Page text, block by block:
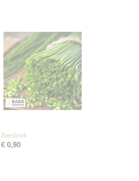
Bieslook
€ 0,90